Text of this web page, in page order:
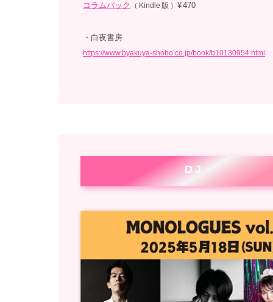
コラムパック
（ Kindle 版 ） ¥470
・白夜書房
https://www.byakuya-shobo.co.jp/book/b10130954.html
DJ